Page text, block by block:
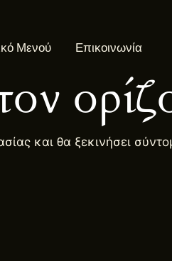
Μενού Επικοινωνία
και θα ξεκινήσει